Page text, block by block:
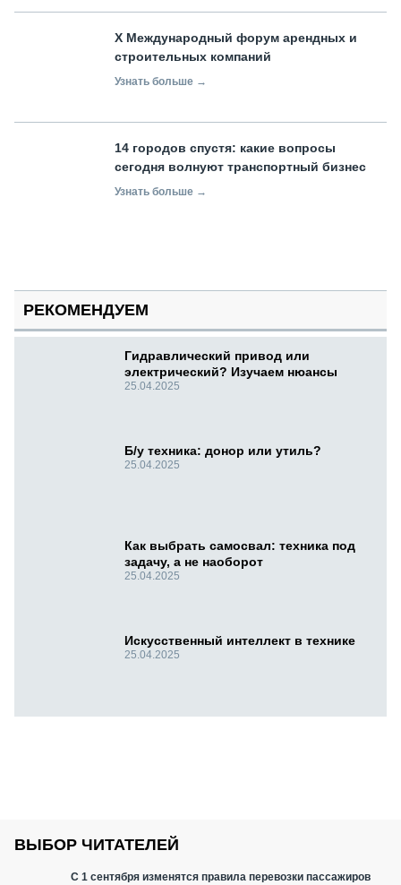
X Международный форум арендных и
строительных компаний
Узнать больше →
14 городов спустя: какие вопросы
сегодня волнуют транспортный бизнес
Узнать больше →
РЕКОМЕНДУЕМ
Гидравлический привод или
электрический? Изучаем нюансы
25.04.2025
Б/у техника: донор или утиль?
25.04.2025
Как выбрать самосвал: техника под
задачу, а не наоборот
25.04.2025
Искусственный интеллект в технике
25.04.2025
ВЫБОР ЧИТАТЕЛЕЙ
С 1 сентября изменятся правила перевозки пассажиров